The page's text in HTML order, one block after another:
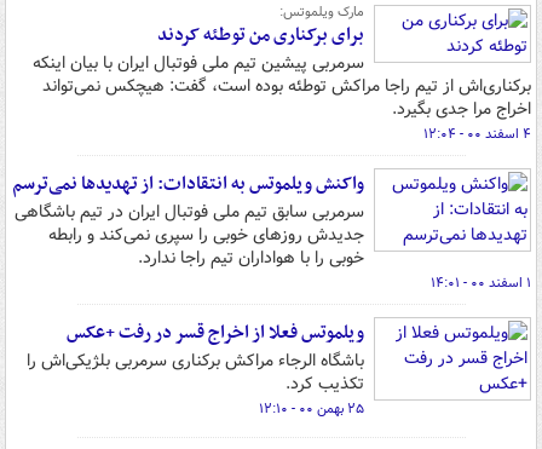
مارک ویلموتس:
برای برکناری من توطئه کردند
سرمربی پیشین تیم ملی فوتبال ایران با بیان اینکه
برکناری‌اش از تیم راجا مراکش توطئه بوده است، گفت: هیچکس نمی‌تواند
اخراج مرا جدی بگیرد.
۴ اسفند ۰۰ - ۱۲:۰۴
واکنش ویلموتس به انتقادات: از تهدیدها نمی‌ترسم
سرمربی سابق تیم ملی فوتبال ایران در تیم باشگاهی
جدیدش روزهای خوبی را سپری نمی‌کند و رابطه
خوبی را با هواداران تیم راجا ندارد.
۱ اسفند ۰۰ - ۱۴:۰۱
ویلموتس فعلا از اخراج قسر در رفت +عکس
باشگاه الرجاء مراکش برکناری سرمربی بلژیکی‌اش را
تکذیب کرد.
۲۵ بهمن ۰۰ - ۱۲:۱۰